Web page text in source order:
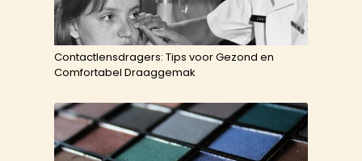
Contactlensdragers: Tips voor Gezond en
Comfortabel Draaggemak